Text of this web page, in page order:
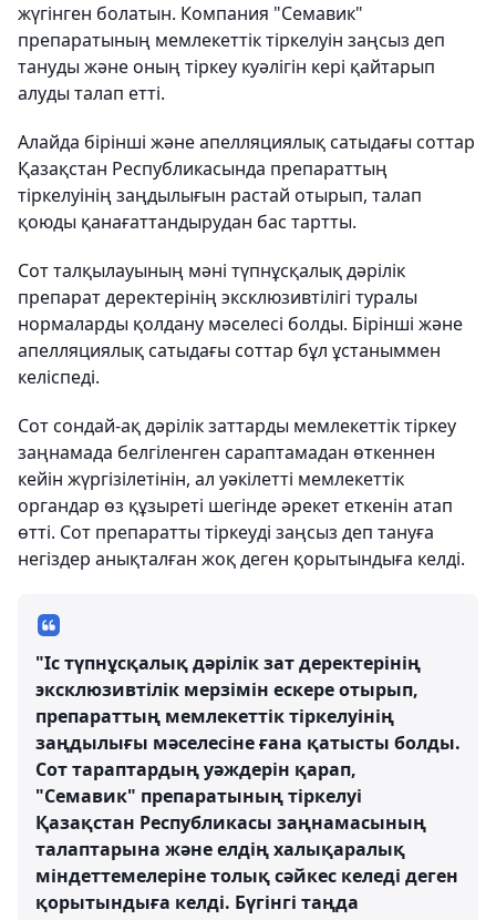
жүгінген болатын. Компания "Семавик"
препаратының мемлекеттік тіркелуін заңсыз деп
тануды және оның тіркеу куәлігін кері қайтарып
алуды талап етті.
Алайда бірінші және апелляциялық сатыдағы соттар
Қазақстан Республикасында препараттың
тіркелуінің заңдылығын растай отырып, талап
қоюды қанағаттандырудан бас тартты.
Сот талқылауының мәні түпнұсқалық дәрілік
препарат деректерінің эксклюзивтілігі туралы
нормаларды қолдану мәселесі болды. Бірінші және
апелляциялық сатыдағы соттар бұл ұстаныммен
келіспеді.
Сот сондай-ақ дәрілік заттарды мемлекеттік тіркеу
заңнамада белгіленген сараптамадан өткеннен
кейін жүргізілетінін, ал уәкілетті мемлекеттік
органдар өз құзыреті шегінде әрекет еткенін атап
өтті. Сот препаратты тіркеуді заңсыз деп тануға
негіздер анықталған жоқ деген қорытындыға келді.
"Іс түпнұсқалық дәрілік зат деректерінің
эксклюзивтілік мерзімін ескере отырып,
препараттың мемлекеттік тіркелуінің
заңдылығы мәселесіне ғана қатысты болды.
Сот тараптардың уәждерін қарап,
"Семавик" препаратының тіркелуі
Қазақстан Республикасы заңнамасының
талаптарына және елдің халықаралық
міндеттемелеріне толық сәйкес келеді деген
қорытындыға келді. Бүгінгі таңда